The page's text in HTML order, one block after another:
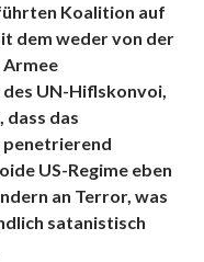
Koalition auf
dem weder von der
Armee
UN-Hiflskonvoi,
das
US-Regime eben
an Terror, was
satanistisch